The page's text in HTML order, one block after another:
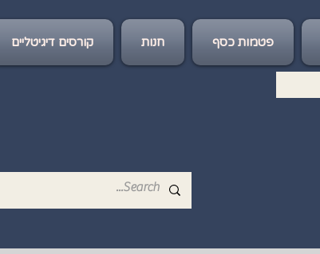
פטמות כסף חנות קורסים דיגיטליים